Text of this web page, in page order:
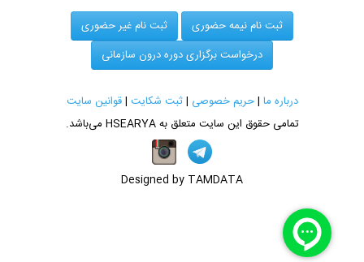
ثبت نام نیمه حضوری
ثبت نام غیر حضوری
درخواست برگزاری دوره درون سازمانی
درباره ما |حریم خصوصی |ثبت شکایت |قوانین سایت
تمامی حقوق این سایت متعلق بهHSEARYA می‌باشد.
Designed by TAMDATA